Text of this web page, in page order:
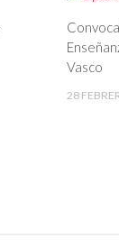
Vasco
28